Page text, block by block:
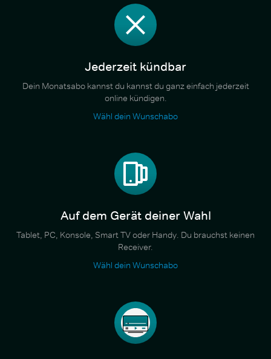
Jederzeit kündbar
Dein Monatsabo kannst du kannst du ganz einfach jederzeit
online kündigen.
Wähl dein Wunschabo
Auf dem Gerät deiner Wahl
Tablet, PC, Konsole, Smart TV oder Handy. Du brauchst keinen
Receiver.
Wähl dein Wunschabo